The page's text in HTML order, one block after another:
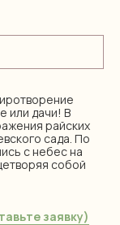
или дачи! В
райских
сада. По
с небес на
собой
заявку)